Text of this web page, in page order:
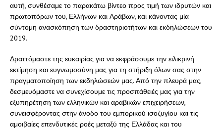
αυτή, συνθέσαμε το παρακάτω βίντεο προς τιμή των ιδρυτών και
πρωτοπόρων του, Ελλήνων και Αράβων, και κάνοντας μία
σύντομη ανασκόπηση των δραστηριοτήτων και εκδηλώσεων του
2019.
Δραττόμαστε της ευκαιρίας για να εκφράσουμε την ειλικρινή
εκτίμηση και ευγνωμοσύνη μας για τη στήριξη όλων σας στην
πραγματοποίηση των εκδηλώσεών μας. Από την πλευρά μας,
δεσμευόμαστε να συνεχίσουμε τις προσπάθειές μας για την
εξυπηρέτηση των ελληνικών και αραβικών επιχειρήσεων,
συνεισφέροντας στην άνοδο του εμπορικού ισοζυγίου και τις
αμοιβαίες επενδυτικές ροές μεταξύ της Ελλάδας και του